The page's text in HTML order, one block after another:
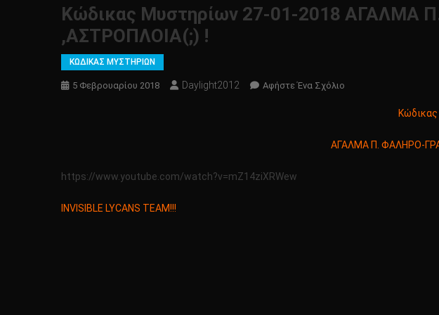
Κώδικας Μυστηρίων 27-01-2018
,ΑΣΤΡΟΠΛΟΙΑ(;) !
ΚΩΔΙΚΑΣ ΜΥΣΤΗΡΙΩΝ
5 Φεβρουαρίου 2018 Daylight2012 Αφήστε Ένα Σχόλιο
27-
ΑΓΑΛΜΑ Π. ΦΑΛΗΡΟ-
https://www.youtube.com/watch?v=mZ14ziXRWew
INVISIBLE LYCANS TEAM!!!